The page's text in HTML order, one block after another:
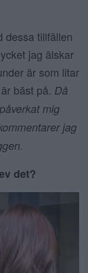
dessa tillfällen
jag älskar
är som litar
bäst på. Då
mig
jag
det?